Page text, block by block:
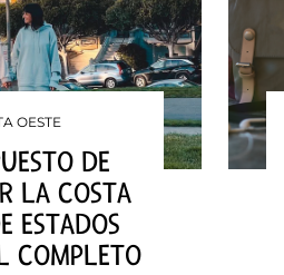
OESTE
DE
LA COSTA
ESTADOS
COMPLETO